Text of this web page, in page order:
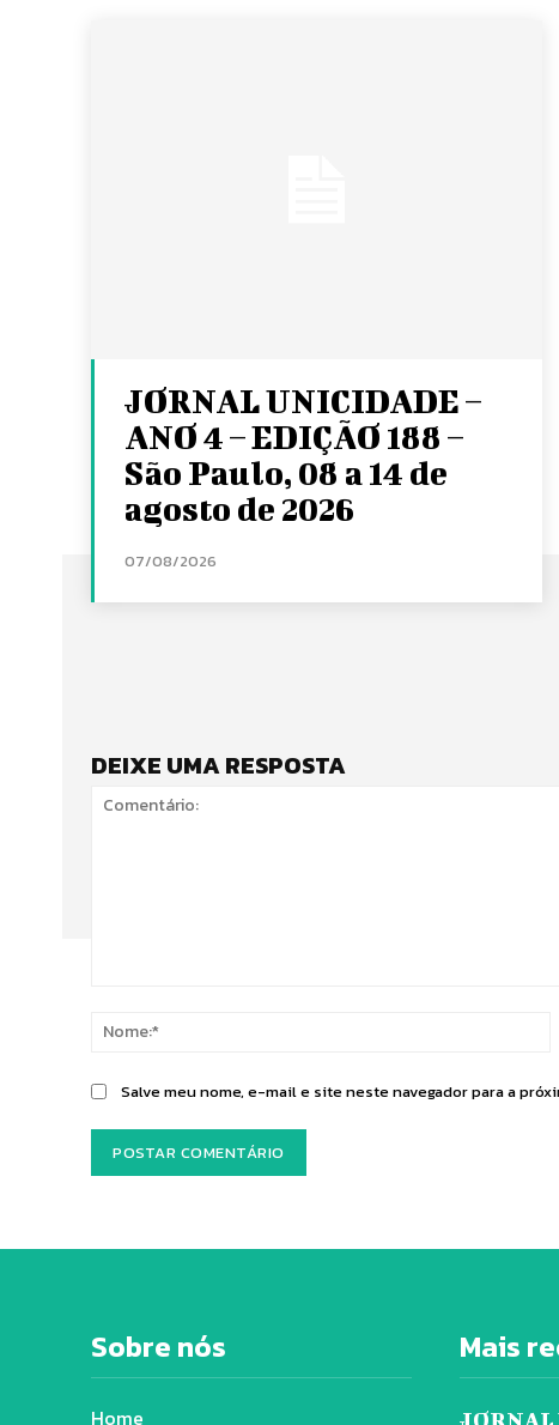
JORNAL UNICIDADE –
ANO 4 – EDIÇÃO 188 –
São Paulo, 08 a 14 de
agosto de 2026
07/08/2026
DEIXE UMA RESPOSTA
Salve meu nome, e-mail e site neste navegador para a
Sobre nós
Home
Mais